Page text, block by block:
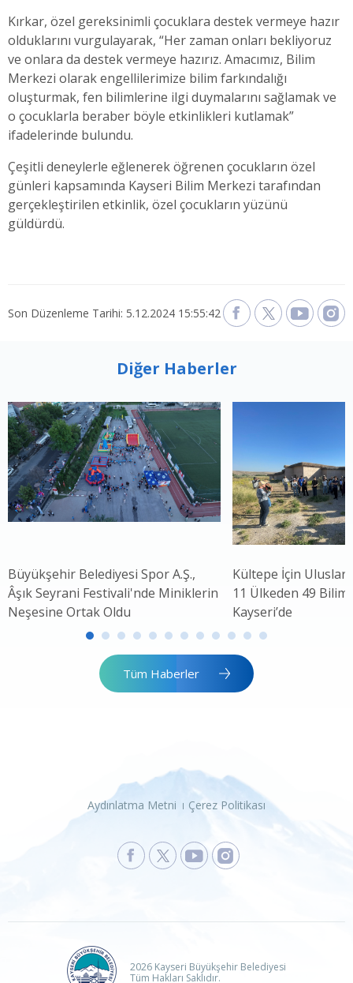
Kırkar, özel gereksinimli çocuklara destek vermeye hazır
olduklarını vurgulayarak, “Her zaman onları bekliyoruz
ve onlara da destek vermeye hazırız. Amacımız, Bilim
Merkezi olarak engellilerimize bilim farkındalığı
oluşturmak, fen bilimlerine ilgi duymalarını sağlamak ve
o çocuklarla beraber böyle etkinlikleri kutlamak”
ifadelerinde bulundu.
Çeşitli deneylerle eğlenerek öğrenen çocukların özel
günleri kapsamında Kayseri Bilim Merkezi tarafından
gerçekleştirilen etkinlik, özel çocukların yüzünü
güldürdü.
Son Düzenleme Tarihi: 5.12.2024 15:55:42
Diğer Haberler
Büyükşehir Belediyesi Spor A.Ş.,
Âşık Seyrani Festivali'nde Miniklerin
Neşesine Ortak Oldu
Kültepe İçin
11 Ülkeden 49 Bilim
Kayseri’de
Tüm Haberler
Aydınlatma Metni Çerez Politikası
2026 Kayseri Büyükşehir Belediyesi
Tüm Hakları Saklıdır.